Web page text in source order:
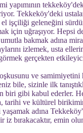
yapımının
Tekkeköy'deki
işçiliği geleneğini
için uğraşıyor. Hepsi
bakmak adına
izlemek, usta
gerçekten
ve samimiyetini
bile, sizinle ilk
biri gibi kabul ederler.
tarihi ve kültürel
adına
iz bırakacaktır, emin